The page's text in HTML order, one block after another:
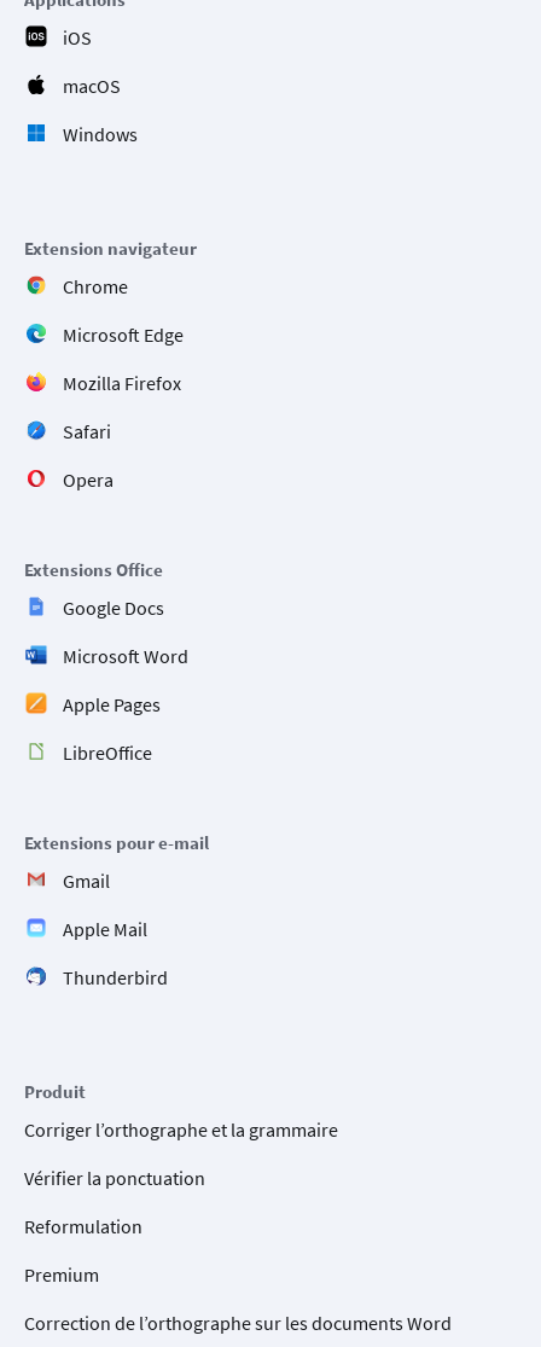
iOS
macOS
Windows
Extension navigateur
Chrome
Microsoft Edge
Mozilla Firefox
Safari
Opera
Extensions Office
Google Docs
Microsoft Word
Apple Pages
LibreOffice
Extensions pour e-mail
Gmail
Apple Mail
Thunderbird
Produit
Corriger l’orthographe et la grammaire
Vérifier la ponctuation
Reformulation
Premium
Correction de l’orthographe sur les documents Word